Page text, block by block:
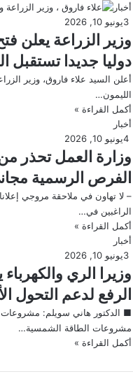
أخبار
يونيو 10, 2026
دوليا جديدا تستقبل
أعلن السيد علاء فاروق، وزير
الليمون…
أكمل القراءة »
أخبار
يونيو 10, 2026
وزارة العمل تحذر
الفرص الرسمية
– لا تهاون في ملاحقة مروجي
الراغبين في…
أكمل القراءة »
أخبار
يونيو 10, 2026
وزيرا الري
الرفع لدعم التحول
■ الدكتور هاني سويلم: مشروعات
مشروعات الطاقة الشمسية…
أكمل القراءة »